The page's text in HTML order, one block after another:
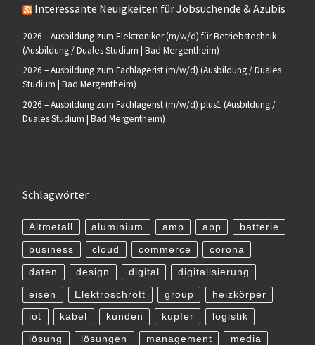
Interessante Neuigkeiten für Jobsuchende & Azubis
2026 – Ausbildung zum Elektroniker (m/w/d) für Betriebstechnik
(Ausbildung / Duales Studium | Bad Mergentheim)
2026 – Ausbildung zum Fachlagerist (m/w/d) (Ausbildung / Duales
Studium | Bad Mergentheim)
2026 – Ausbildung zum Fachlagerist (m/w/d) plus1 (Ausbildung /
Duales Studium | Bad Mergentheim)
Schlagwörter
Altmetall aluminium amp app batterie
business cloud commerce corona
daten design digital digitalisierung
eisen Elektroschrott group heizkörper
iot kabel kunden kupfer logistik
lösung lösungen management media